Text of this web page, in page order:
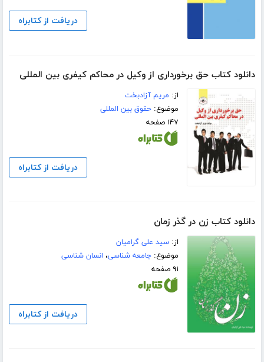
دریافت از کتابراه
دانلود کتاب حق برخورداری از وکیل در محاکم کیفری بین المللی
از: مریم آزادبخت
موضوع:حقوق بین المللی
۱۴۷ صفحه
دریافت از کتابراه
دانلود کتاب زن در گذر زمان
از:سید علی گرامیان
موضوع:جامعه شناسی، انسان شناسی
۹۱ صفحه
دریافت از کتابراه